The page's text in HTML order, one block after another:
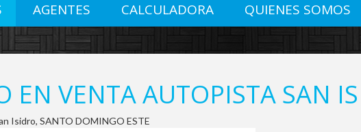
AGENTES CALCULADORA QUIENES SOMOS
EN VENTA AUTOPISTA SAN
Isidro, SANTO DOMINGO ESTE